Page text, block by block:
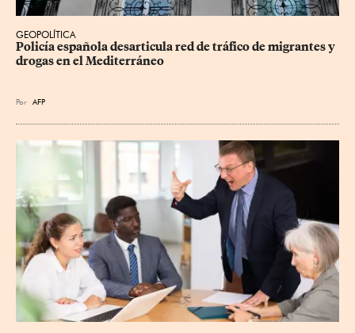
GEOPOLÍTICA
Policía española desarticula red de tráfico de migrantes y
drogas en el Mediterráneo
Por AFP